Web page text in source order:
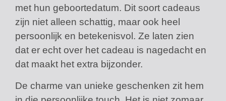
met hun geboortedatum. Dit soort cadeaus
zijn niet alleen schattig, maar ook heel
persoonlijk en betekenisvol. Ze laten zien
dat er echt over het cadeau is nagedacht en
dat maakt het extra bijzonder.
De charme van unieke geschenken zit hem